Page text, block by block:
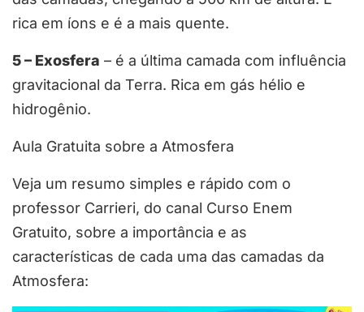
rica em íons e é a mais quente.
5 – Exosfera – é a última camada com influência
gravitacional da Terra. Rica em gás hélio e
hidrogênio.
Aula Gratuita sobre a Atmosfera
Veja um resumo simples e rápido com o
professor Carrieri, do canal Curso Enem
Gratuito, sobre a importância e as
características de cada uma das camadas da
Atmosfera: